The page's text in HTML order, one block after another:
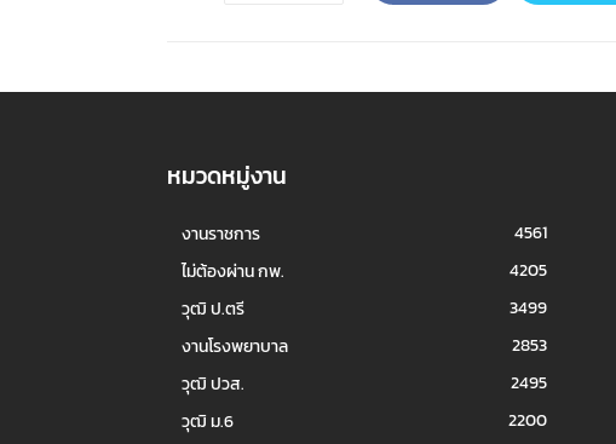
หมวดหมู่งาน
งานราชการ
4561
ไม่ต้องผ่าน กพ.
4205
วุฒิ ป.ตรี
3499
งานโรงพยาบาล
2853
วุฒิ ปวส.
2495
วุฒิ ม.6
2200